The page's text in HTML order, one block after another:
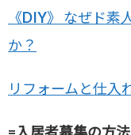
《DIY》 なぜド素
か？
リフォームと仕